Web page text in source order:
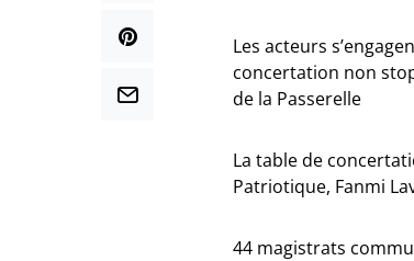
Les acteurs
concertation non
de la Passerelle
La table de
Patriotique, Fanmi
44 magistrats